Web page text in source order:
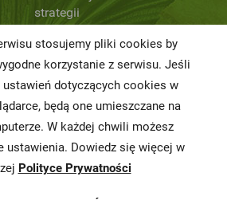
strategii
podatkowej
Karty
charakterystyki
Butelkomaty
stosujemy pliki cookies by
korzystanie z serwisu. Jeśli
ustawień dotyczących cookies w
będą one umieszczane na
W każdej chwili możesz
ustawienia. Dowiedz się więcej w
Polityce Prywatności